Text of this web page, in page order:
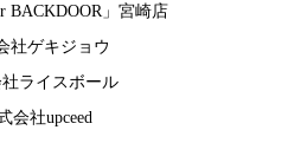
BACKDOOR」宮崎店
社ゲキジョウ
ライスボール
会社upceed